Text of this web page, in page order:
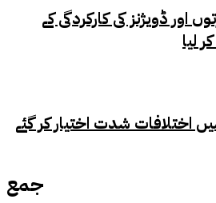
اور ڈویژنز کی کارکردگی کے
اختلافات شدت اختیار کر گئے
جمع